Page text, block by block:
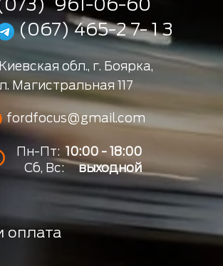
961-06-60
(067) 465-2 7- 1 3
Киевская обл., г. Боярка,
Магистральная 117
fordfocus@gmail.com
Пн-Пт: 10:00 - 18:00
Сб, Вс:
выходной
оплата